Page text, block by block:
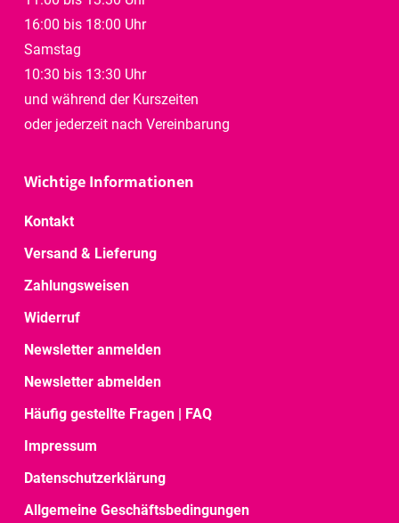
16:00 bis 18:00 Uhr
Samstag
10:30 bis 13:30 Uhr
und während der Kurszeiten
oder jederzeit nach Vereinbarung
Wichtige Informationen
Kontakt
Versand & Lieferung
Zahlungsweisen
Widerruf
Newsletter anmelden
Newsletter abmelden
Häufig gestellte Fragen | FAQ
Impressum
Datenschutzerklärung
Allgemeine Geschäftsbedingungen